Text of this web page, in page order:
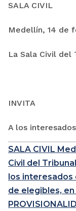
SALA CIVIL
Medellín, 14 de
La Sala Civil del
INVITA
A los
SALA CIVIL
Civil del
los interesados
de elegibles,